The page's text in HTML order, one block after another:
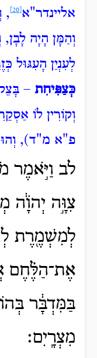
אליינדר"א
,
וְהַמָּן הָיָה
לְעִנְיַן הָעִגּוּל
כְּצַפִּיחִת –
וְקוֹרִין לוֹ
פ"א מ"ד),
לב וַיֹּ֣אמֶר
צִוָּ֣ה יְהֹוָ֔ה
לְמִשְׁמֶ֖רֶת
אֶת־הַלֶּ֗חֶם
בַּמִּדְבָּ֔ר
מִצְרָֽיִם׃